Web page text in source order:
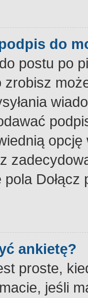
do
postu po
zrobisz
ankietę?
proste,
jeśli